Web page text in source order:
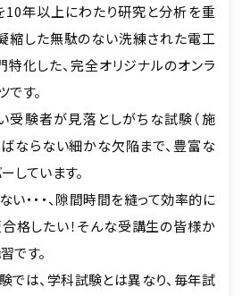
10年以上にわたり研究と分析を重
縮した無駄のない洗練された電工
化した、完全オリジナルのオンラ
す。
受験者が見落としがちな試験（施
ならない細かな欠陥まで、豊富な
しています。
い・・・、隙間時間を縫って効率的に
合格したい！そんな受講生の皆様か
です。
では、学科試験とは異なり、毎年試